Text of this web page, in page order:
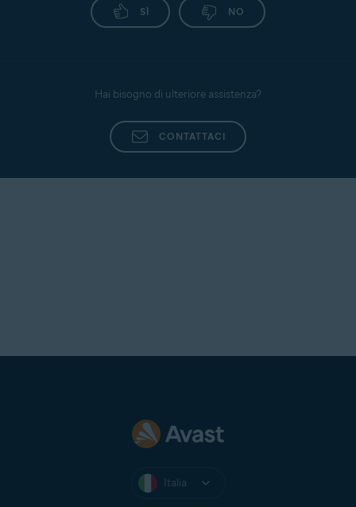
SÌ NO
Hai bisogno di ulteriore assistenza?
CONTATTACI
Italia